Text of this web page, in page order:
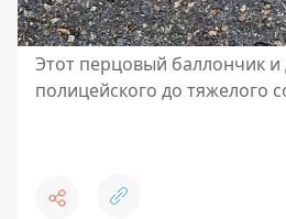
Этот перцовый баллончик и
полицейского до тяжелого